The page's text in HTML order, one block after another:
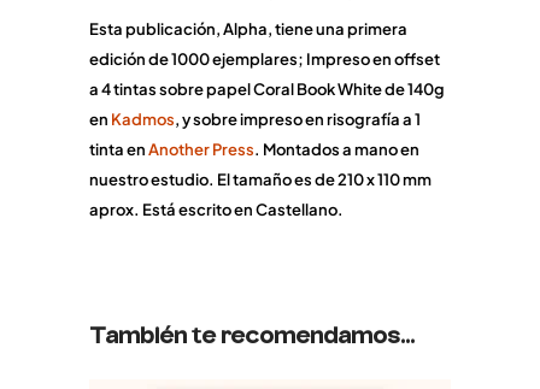
Esta publicación, Alpha, tiene una primera
edición de 1000 ejemplares; Impreso en offset
a 4 tintas sobre papel Coral Book White de 140g
en Kadmos, y sobre impreso en risografía a 1
tinta enAnother Press. Montados a mano en
nuestro estudio. El tamaño es de 210 x 110 mm
aprox. Está escrito en Castellano.
También te recomendamos…